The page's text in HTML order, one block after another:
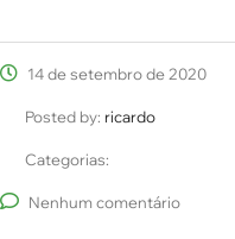
14 de setembro de 2020
Posted by: ricardo
Categorias:
Nenhum comentário